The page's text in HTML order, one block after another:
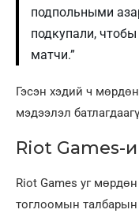
подпольными
подкупали,
матчи.”
Гэсэн хэдий ч
мэдээлэл
Riot Games-
Riot Games уг
тоглоомын талбарын